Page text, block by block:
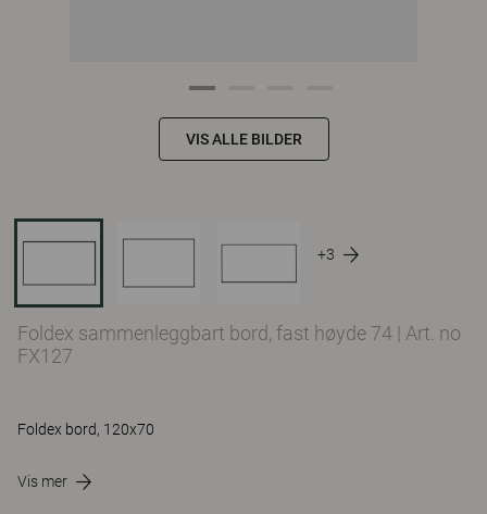
VIS ALLE BILDER
+3
Foldex sammenleggbart bord, fast høyde 74 | Art. no
FX127
Foldex bord, 120x70
Vis mer